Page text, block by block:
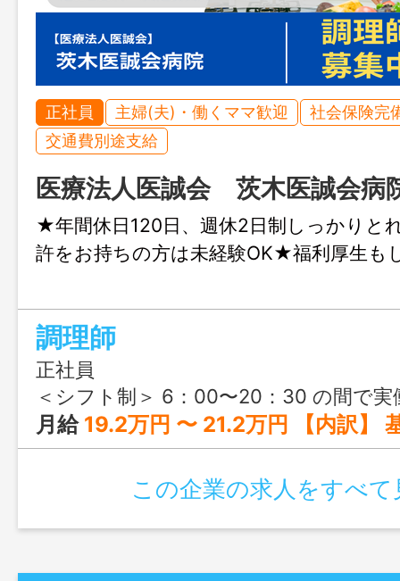
正社員 主婦(夫)・働くママ歓迎
社会保険完
交通費別途支給
医療法人医誠会 茨木医誠会病
★年間休日120日、週休2日制しっかりと
許をお持ちの方は未経験OK★福利厚生
調理師
正社員
＜シフト制＞ 6：00〜20：30 の間で実働7.5時間（休憩60分） 勤務例 6：00～14：
月給 19.2万円 〜 21.2万円 【内訳】 基本給：135,000円～155,000円 職務手当：20,000円 調整手当：17,000円
この企業の求人をすべて